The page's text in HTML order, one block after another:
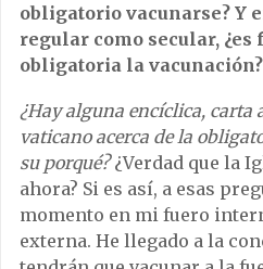
obligatorio vacunarse? Y
regular como secular, ¿es
obligatoria la vacunación?
¿Hay alguna encíclica, carta
vaticano acerca de la
su porqué?¿Verdad que la
ahora? Si es así, a esas
momento en mi fuero
externa. He llegado a la